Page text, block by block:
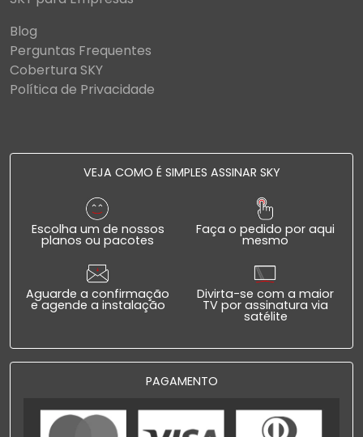
Blog
Perguntas Frequentes
Cobertura SKY
Política de Privacidade
VEJA COMO É SIMPLES ASSINAR SKY
Escolha um de nossos
planos ou pacotes
Faça o pedido por aqui
mesmo
Aguarde a confirmação
e agende a instalação
Divirta-se com a maior
TV por assinatura via
satélite
PAGAMENTO